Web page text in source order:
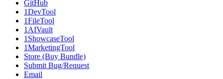
GitHub
1DevTool
1FileTool
1AIVault
1ShowcaseTool
1MarketingTool
Store (Buy Bundle)
Submit Bug/Request
Email